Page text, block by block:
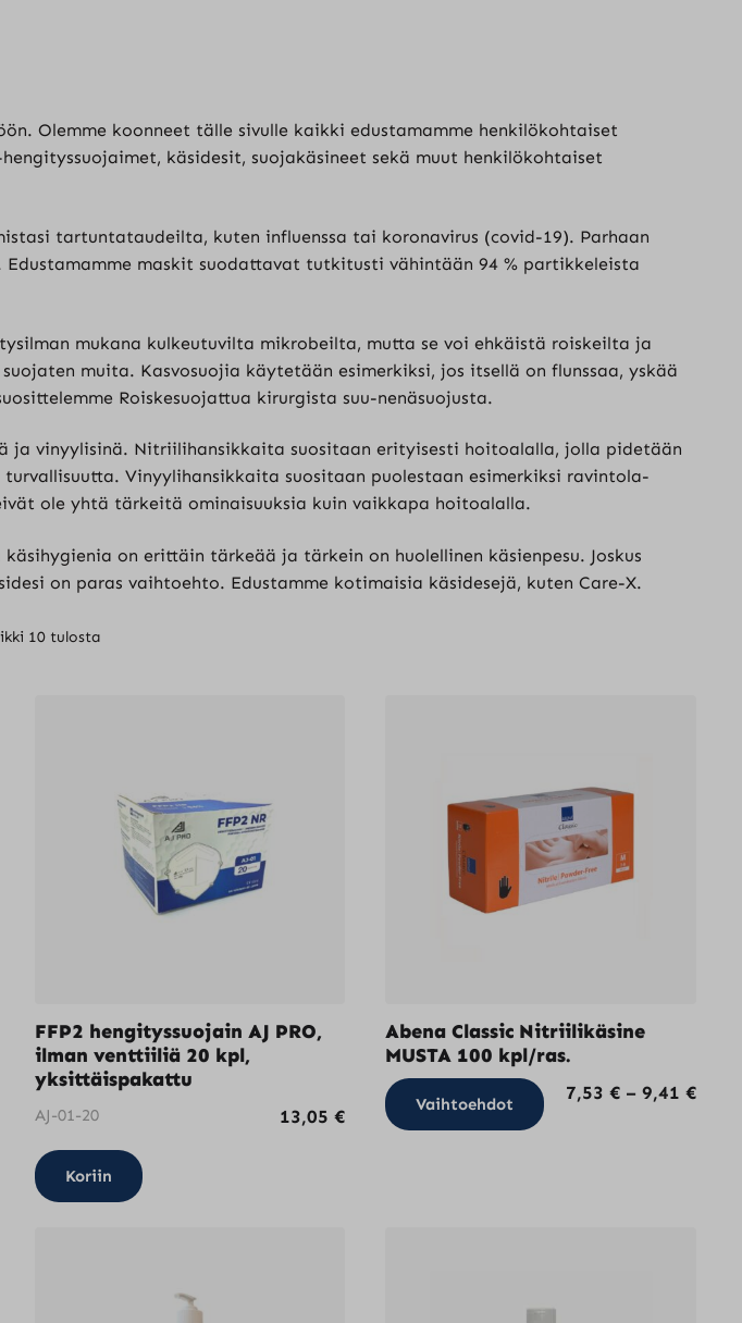
Olemme koonneet tälle sivulle kaikki edustamamme henkilökohtaiset
käsidesit, suojakäsineet sekä muut henkilökohtaiset
tartuntataudeilta, kuten influenssa tai koronavirus (covid-19). Parhaan
Edustamamme maskit suodattavat tutkitusti vähintään 94 % partikkeleista
mukana kulkeutuvilta mikrobeilta, mutta se voi ehkäistä roiskeilta ja
muita. Kasvosuojia käytetään esimerkiksi, jos itsellä on flunssaa, yskää
Roiskesuojattua kirurgista suu-nenäsuojusta.
ja vinyylisinä. Nitriilihansikkaita suositaan erityisesti hoitoalalla, jolla pidetään
Vinyylihansikkaita suositaan puolestaan esimerkiksi ravintola-
ole yhtä tärkeitä ominaisuuksia kuin vaikkapa hoitoalalla.
on erittäin tärkeää ja tärkein on huolellinen käsienpesu. Joskus
on paras vaihtoehto. Edustamme kotimaisia käsidesejä, kuten Care-X.
10 tulosta
FFP2 hengityssuojain AJ PRO,
ilman venttiiliä 20 kpl,
yksittäispakattu
AJ-01-20 13,05€
Koriin
Abena Classic Nitriilikäsine
MUSTA 100 kpl/ras.
7,53€ – 9,41€
Vaihtoehdot
Tällä
tuotteella